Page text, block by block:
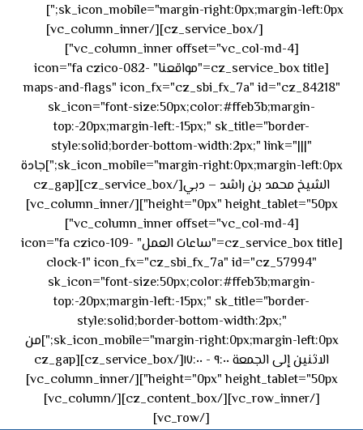
sk_icon_mobile="margin-right:0px;margin-left:0px;"]
[/cz_service_box][/vc_column_inner]
[vc_column_inner offset="vc_col-md-4"]
[cz_service_box title="مواقعنا" icon="fa czico-082-
maps-and-flags" icon_fx="cz_sbi_fx_7a" id="cz_84218"
sk_icon="font-size:50px;color:#ffeb3b;margin-
top:-20px;margin-left:-15px;" sk_title="border-
style:solid;border-bottom-width:2px;" link="|||"
sk_icon_mobile="margin-right:0px;margin-left:0px;"]جادة
الشيخ محمد بن راشد – دبي[/cz_service_box][cz_gap
height="0px" height_tablet="50px"][/vc_column_inner]
[vc_column_inner offset="vc_col-md-4"]
[cz_service_box title="ساعات العمل" icon="fa czico-109-
clock-1" icon_fx="cz_sbi_fx_7a" id="cz_57994"
sk_icon="font-size:50px;color:#ffeb3b;margin-
top:-20px;margin-left:-15px;" sk_title="border-
style:solid;border-bottom-width:2px;"
sk_icon_mobile="margin-right:0px;margin-left:0px;"]من
الاثنين إلى الجمعة ٩:٠٠ - ١٧:٠٠[/cz_service_box][cz_gap
height="0px" height_tablet="50px"][/vc_column_inner]
[/vc_row_inner][/cz_content_box][/vc_column]
[/vc_row]